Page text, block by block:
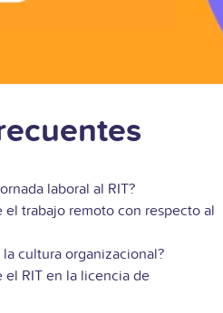
laboral al RIT?
trabajo remoto con respecto al
cultura organizacional?
RIT en la licencia de